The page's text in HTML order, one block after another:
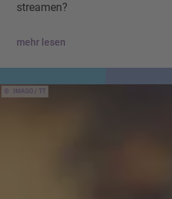
streamen?
mehr lesen
IMAGO / TT